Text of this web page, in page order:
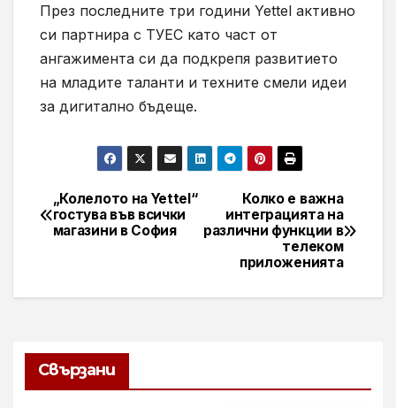
През последните три години Yettel активно
си партнира с ТУЕС като част от
ангажимента си да подкрепя развитието
на младите таланти и техните смели идеи
за дигитално бъдеще.
Навигация
Колко е важна
интеграцията на
различни функции в
телеком
приложенията
„Колелото на Yettel“
гостува във всички
магазини в София
Свързани